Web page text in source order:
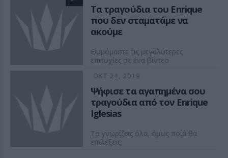
Τα τραγούδια του Enrique
που δεν σταματάμε να
ακούμε
Θυμόμαστε τις μεγαλύτερες
επιτυχίες σε ένα βίντεο
ΟΚΤ 24, 2019
Ψήφισε τα αγαπημένα σου
τραγούδια από τον Enrique
Iglesias
Τα γνωρίζεις όλα, όμως ποιά θα
επιλέξεις;